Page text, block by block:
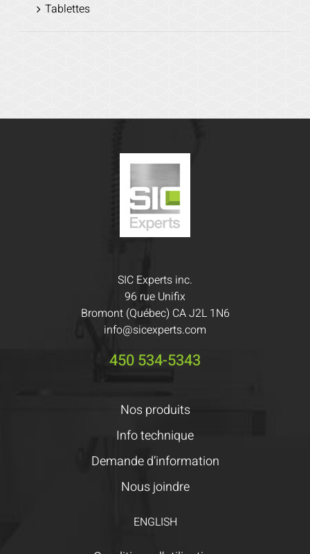
Tablettes
SIC Experts inc.
96 rue Unifix
Bromont (Québec) CA J2L 1N6
info@sicexperts.com
450 534-5343
Nos produits
Info technique
Demande d’information
Nous joindre
ENGLISH